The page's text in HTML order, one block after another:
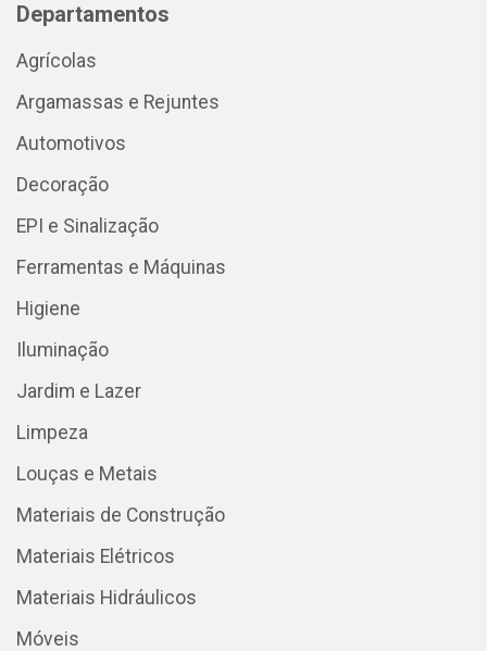
Departamentos
Agrícolas
Argamassas e Rejuntes
Automotivos
Decoração
EPI e Sinalização
Ferramentas e Máquinas
Higiene
Iluminação
Jardim e Lazer
Limpeza
Louças e Metais
Materiais de Construção
Materiais Elétricos
Materiais Hidráulicos
Móveis